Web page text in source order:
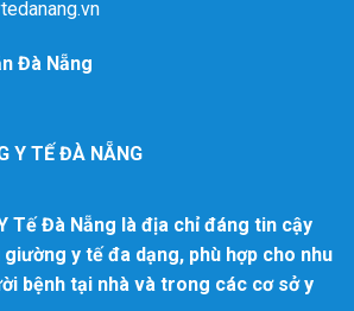
Đà Nẵng
Y TẾ ĐÀ NẴNG
Tế Đà Nẵng là địa chỉ đáng tin cậy
y tế đa dạng, phù hợp cho nhu
bệnh tại nhà và trong các cơ sở y